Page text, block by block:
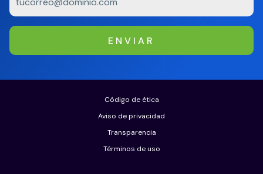
ENVIAR
Código de ética
Aviso de privacidad
Transparencia
Términos de uso